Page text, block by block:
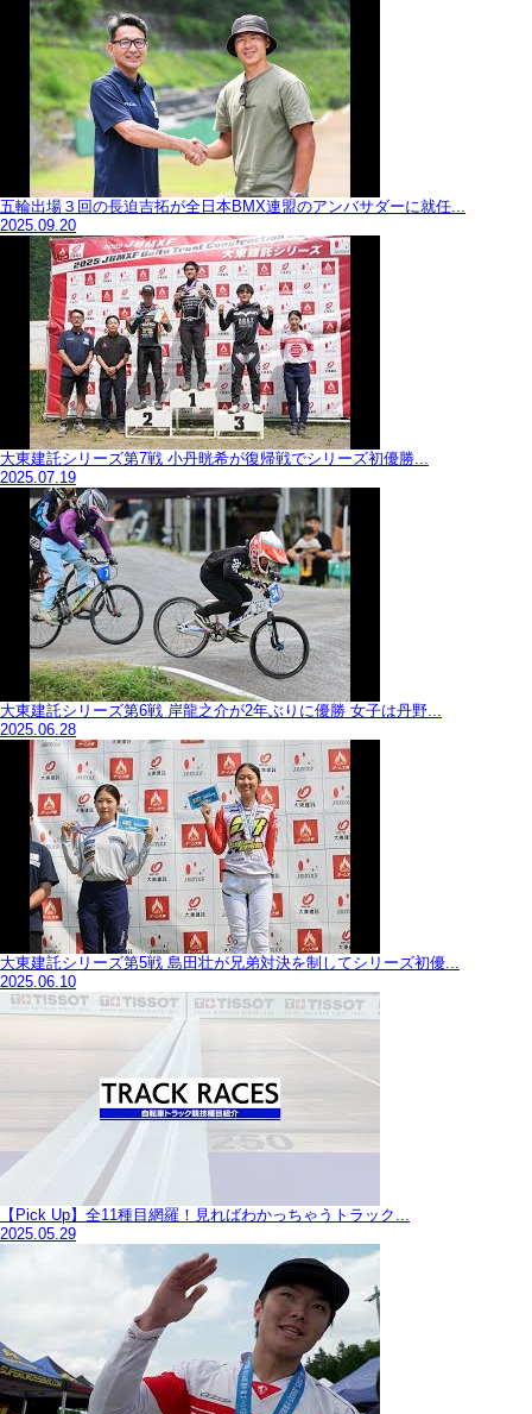
五輪出場３回の長迫吉拓が全日本BMX連盟のアンバサダーに就任...
2025.09.20
大東建託シリーズ第7戦 ⼩丹晄希が復帰戦でシリーズ初優勝...
2025.07.19
大東建託シリーズ第6戦 岸龍之介が2年ぶりに優勝 女子は丹野...
2025.06.28
大東建託シリーズ第5戦 島田壮が兄弟対決を制してシリーズ初優...
2025.06.10
【Pick Up】全11種目網羅！見ればわかっちゃうトラック...
2025.05.29